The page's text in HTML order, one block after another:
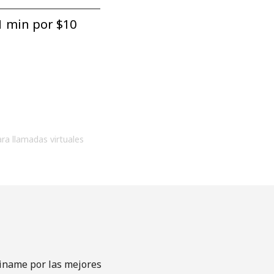
min por ⁦$10⁩
llamadas virtuales
por las mejores